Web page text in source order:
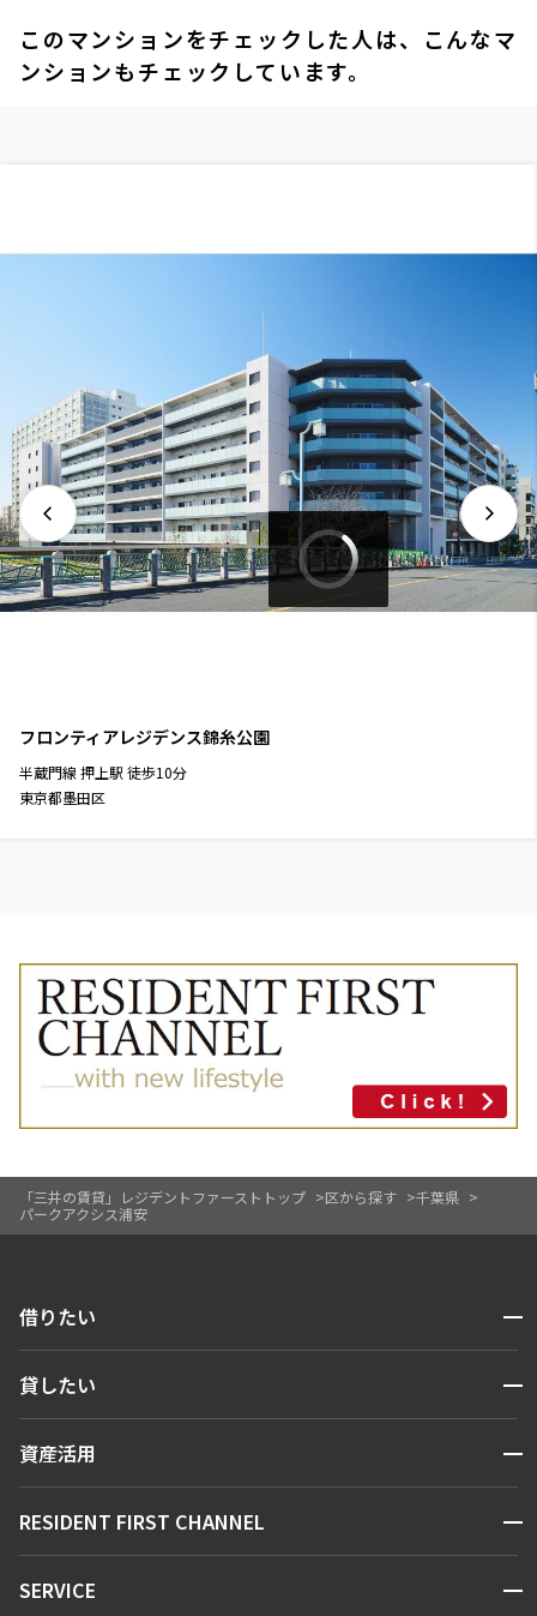
「三井の賃貸」レジデントファーストトップ 区から探す
千葉県
パークアクシス浦安
このマンションをチェックした人は、こんなマ
ンションもチェックしています。
フロンティアレジデンス錦糸公園
半蔵門線 押上駅 徒歩10分
東京都墨田区
借りたい 開閉
人気エリアから探す
新着情報から探す
貸したい 開閉
お問い合わせ
資産活用 開閉
お問い合わせ
RESIDENT FIRST CHANNEL 開閉
マンションレポート
SERVICE 開閉